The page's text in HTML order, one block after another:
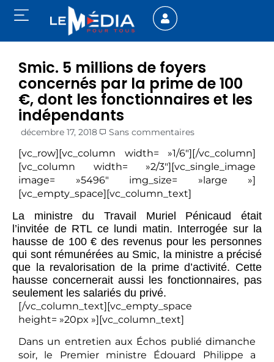
Smic. 5 millions de foyers
concernés par la prime de 100
€, dont les fonctionnaires et les
indépendants
décembre 17, 2018 Sans commentaires
[vc_row][vc_column width= »1/6″][/vc_column]
[vc_column width= »2/3″][vc_single_image
image= »5496″ img_size= »large »]
[vc_empty_space][vc_column_text]
La ministre du Travail Muriel Pénicaud était
l’invitée de RTL ce lundi matin. Interrogée sur la
hausse de 100 € des revenus pour les personnes
qui sont rémunérées au Smic, la ministre a précisé
que la revalorisation de la prime d’activité. Cette
hausse concernerait aussi les fonctionnaires, pas
seulement les salariés du privé.
[/vc_column_text][vc_empty_space
height= »20px »][vc_column_text]
Dans un entretien aux Échos publié dimanche
soir, le Premier ministre Édouard Philippe a